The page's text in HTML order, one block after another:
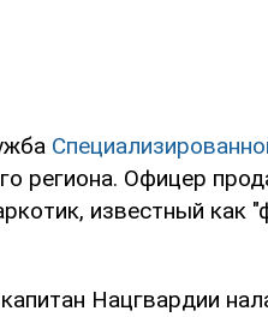
региона. Офицер
известный как
Нацгвардии